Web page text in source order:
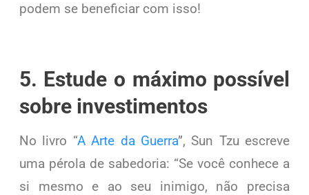
podem se beneficiar com isso!
5. Estude o máximo possível
sobre investimentos
No livro “A Arte da Guerra”, Sun Tzu escreve
uma pérola de sabedoria: “Se você conhece a
si mesmo e ao seu inimigo, não precisa